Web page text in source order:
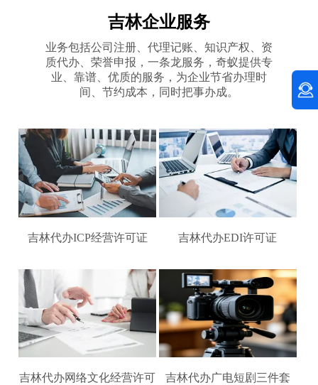
吉林企业服务
业务包括公司注册、代理记账、知识产权、资
质代办、荣誉申报，一条龙服务，奇蚁提供专
业、靠谱、优质的服务，为企业节省办理时
间、节约成本，同时把事办成。
吉林代办ICP经营许可证 吉林代办EDI许可证
吉林代办网络文化经营许可 吉林代办广电短剧三件套